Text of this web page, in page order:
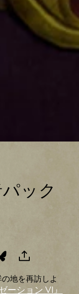
ック
地を再訪しよ
ーション VI』